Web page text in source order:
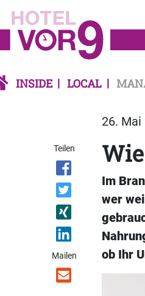
INSIDE LOCAL
26. Mai
Teilen
Mailen
Im
wer
ob Ihr